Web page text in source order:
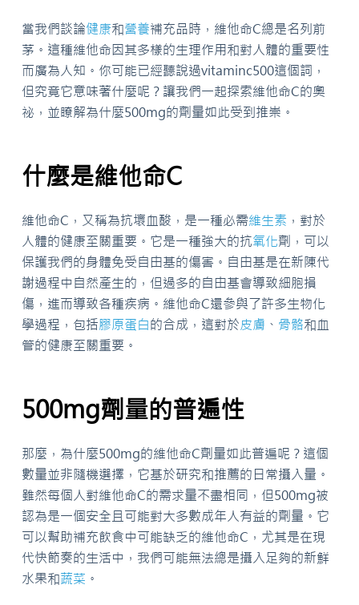
當我們談論健康和營養補充品時，維他命C總是名列前
茅。這種維他命因其多樣的生理作用和對人體的重要性
而廣為人知。你可能已經聽說過vitaminc500這個詞，
但究竟它意味著什麼呢？讓我們一起探索維他命C的奧
祕，並瞭解為什麼500mg的劑量如此受到推崇。
什麼是維他命C
維他命C，又稱為抗壞血酸，是一種必需維生素 ，對於
人體的健康至關重要。它是一種強大的抗氧化劑，可以
保護我們的身體免受自由基的傷害。自由基是在新陳代
謝過程中自然產生的，但過多的自由基會導致細胞損
傷，進而導致各種疾病。維他命C還參與了許多生物化
學過程，包括膠原蛋白的合成，這對於皮膚 、 骨骼和血
管的健康至關重要。
500mg劑量的普遍性
那麼，為什麼500mg的維他命C劑量如此普遍呢？這個
數量並非隨機選擇，它基於研究和推薦的日常攝入量。
雖然每個人對維他命C的需求量不盡相同，但500mg被
認為是一個安全且可能對大多數成年人有益的劑量。它
可以幫助補充飲食中可能缺乏的維他命C，尤其是在現
代快節奏的生活中，我們可能無法總是攝入足夠的新鮮
水果和蔬菜 。